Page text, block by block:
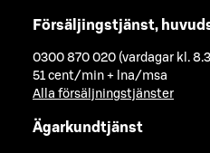
Försäljingstjänst,
0300 870 020 (vardagar kl.
51 cent/min + lna/msa
Alla försäljningstjänster
Ägarkundtjänst